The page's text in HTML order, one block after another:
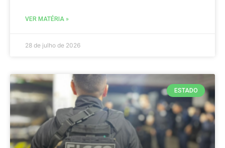
VER MATÉRIA »
28 de julho de 2026
ESTADO